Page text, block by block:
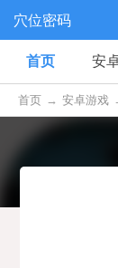
穴位密码
首页 安
首页 → 安卓游戏